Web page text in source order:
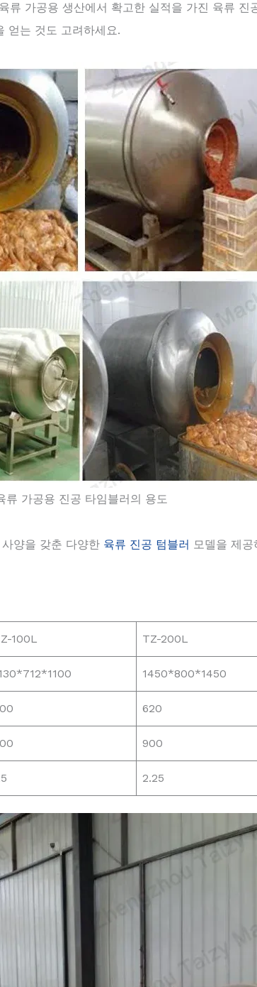
가공용 생산에서 확고한 실적을 가진 육류 진
얻는 것도 고려하세요.
류 가공용 진공 타임블러의 용도
양을 갖춘 다양한 육류 진공 텀블러 모델을 제
100L TZ-200L
1450*800*1450
620
900
2.25